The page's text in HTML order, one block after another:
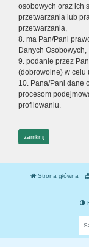
osobowych oraz ich
przetwarzania lub
przetwarzania,
8. ma Pan/Pani
Danych Osobowych,
9. podanie przez
(dobrowolne) w celu
10. Pana/Pani dane
procesom
profilowaniu.
zamknij
Strona główna